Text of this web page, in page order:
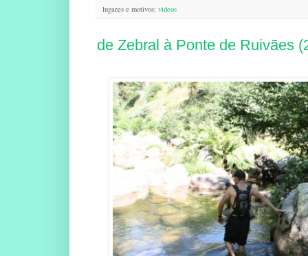
lugares e motivos: videos
de Zebral à Ponte de Ruivães